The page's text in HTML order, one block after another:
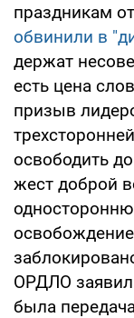
праздникам
обвинили в
держат
есть цена
призыв
освободить
жест доброй
ОРДЛО
была